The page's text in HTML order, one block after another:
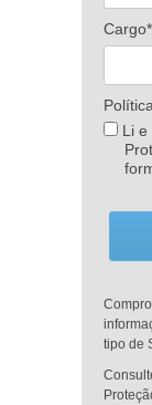
Cargo*
Li e
tipo de